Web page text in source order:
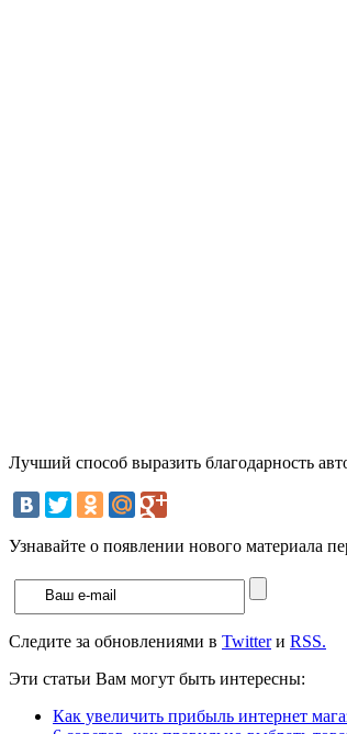
Лучший способ выразить благодарность
Узнавайте о появлении нового материала
Следите за обновлениями в Twitterи RSS.
Эти статьи Вам могут быть интересны:
Как увеличить прибыль интернет